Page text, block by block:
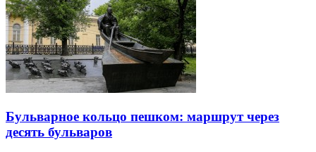
Бульварное кольцо пешком: маршрут через
десять бульваров